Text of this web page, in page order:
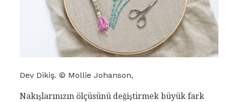
Dev Dikiş. © Mollie Johanson,
Nakışlarınızın ölçüsünü değiştirmek büyük fark